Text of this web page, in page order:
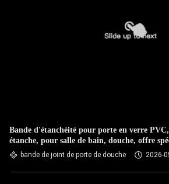
Bande d'étanchéité pour porte en verre
étanche, pour salle de bain, douche, offre
bande de joint de porte de douche 2026-